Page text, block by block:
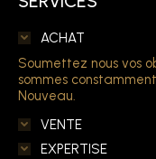
ACHAT
Soumettez nous vos
sommes
Nouveau.
VENTE
EXPERTISE